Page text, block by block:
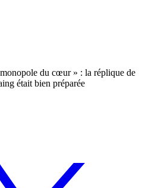
monopole du cœur » : la réplique de
était bien préparée